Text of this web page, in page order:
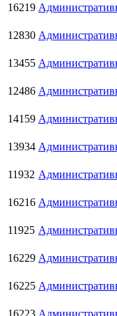
16219
12830
13455
12486
14159
13934
11932
16216
11925
16229
16225
16223